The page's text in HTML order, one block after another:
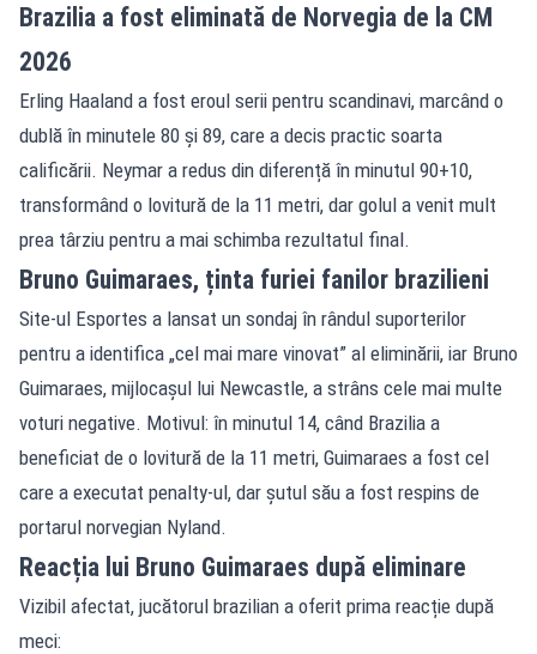
Brazilia a fost eliminată de Norvegia de la CM
2026
Erling Haaland a fost eroul serii pentru scandinavi, marcând o
dublă în minutele 80 și 89, care a decis practic soarta
calificării. Neymar a redus din diferență în minutul 90+10,
transformând o lovitură de la 11 metri, dar golul a venit mult
prea târziu pentru a mai schimba rezultatul final.
Bruno Guimaraes, ținta furiei fanilor brazilieni
Site-ul Esportes a lansat un sondaj în rândul suporterilor
pentru a identifica „cel mai mare vinovat” al eliminării, iar Bruno
Guimaraes, mijlocașul lui Newcastle, a strâns cele mai multe
voturi negative. Motivul: în minutul 14, când Brazilia a
beneficiat de o lovitură de la 11 metri, Guimaraes a fost cel
care a executat penalty-ul, dar șutul său a fost respins de
portarul norvegian Nyland.
Reacția lui Bruno Guimaraes după eliminare
Vizibil afectat, jucătorul brazilian a oferit prima reacție după
meci: